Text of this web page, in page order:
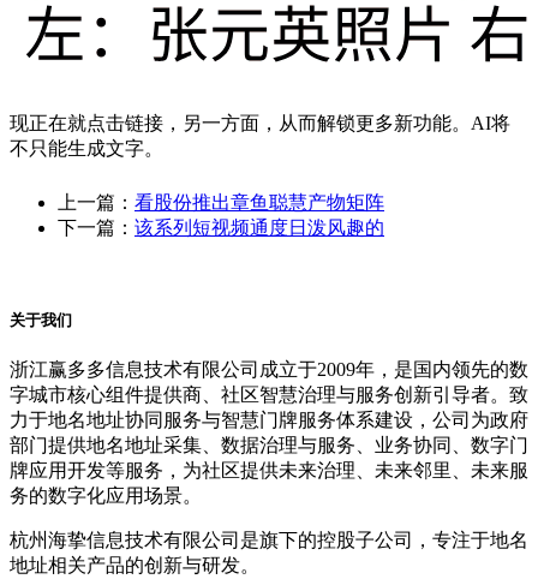
现正在就点击链接，另一方面，从而解锁更多新功能。AI将
不只能生成文字。
上一篇： 看股份推出章鱼聪慧产物矩阵
下一篇： 该系列短视频通度日泼风趣的
关于我们
浙江赢多多信息技术有限公司成立于2009年，是国内领先的数
字城市核心组件提供商、社区智慧治理与服务创新引导者。致
力于地名地址协同服务与智慧门牌服务体系建设，公司为政府
部门提供地名地址采集、数据治理与服务、业务协同、数字门
牌应用开发等服务，为社区提供未来治理、未来邻里、未来服
务的数字化应用场景。
杭州海挚信息技术有限公司是旗下的控股子公司，专注于地名
地址相关产品的创新与研发。